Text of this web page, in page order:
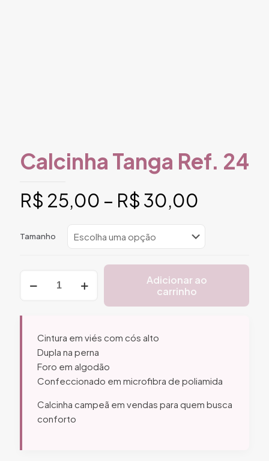
Calcinha Tanga Ref. 24
R$ 25,00 – R$ 30,00
preço:
R$
através
R$
Tamanho
Tanga
Adicionar ao
carrinho
Cintura em viés com cós alto
Dupla na perna
Foro em algodão
Confeccionado em microfibra de poliamida
Calcinha campeã em vendas para quem busca
conforto